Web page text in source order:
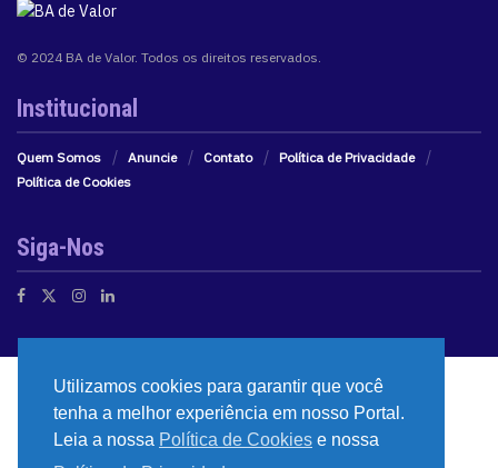
© 2024 BA de Valor. Todos os direitos reservados.
Institucional
Quem Somos Anuncie Contato
Política de Privacidade
Política de Cookies
Siga-Nos
Utilizamos cookies para garantir que você
tenha a melhor experiência em nosso Portal.
Leia a nossa Política de Cookies e nossa